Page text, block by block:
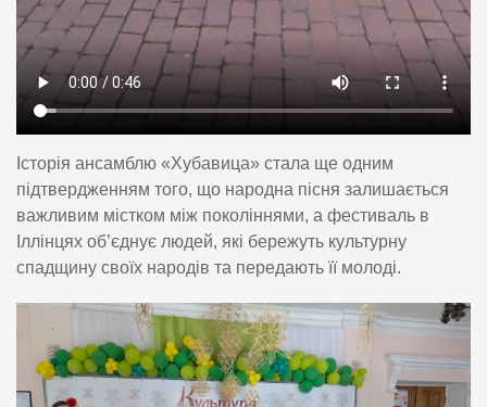
Історія ансамблю «Хубавица» стала ще одним
підтвердженням того, що народна пісня залишається
важливим містком між поколіннями, а фестиваль в
Іллінцях об’єднує людей, які бережуть культурну
спадщину своїх народів та передають її молоді.